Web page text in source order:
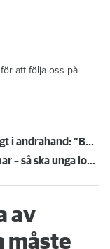
för att följa oss på
Sexbarnsmamma vräks – hyrde ut olovligt i andrahand: ”Borde tas större hänsyn till barnen”
Nu sänks avgiften för 30 000 medlemmar – så ska unga lockas till Hyresgästföreningen
av
måste